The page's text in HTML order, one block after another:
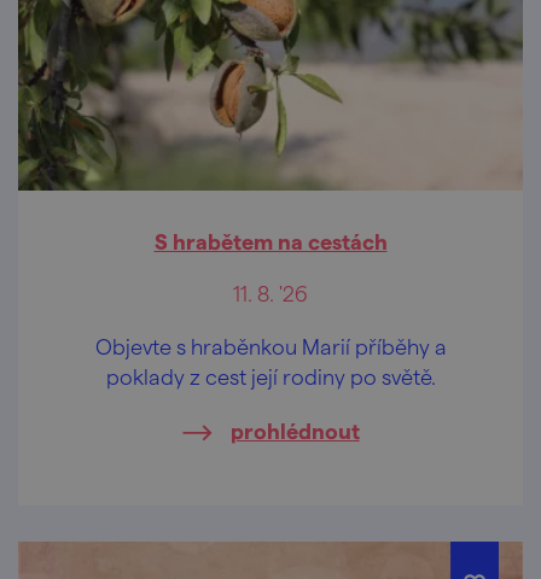
S hrabětem na cestách
11. 8. '26
Objevte s hraběnkou Marií příběhy a
poklady z cest její rodiny po světě.
prohlédnout